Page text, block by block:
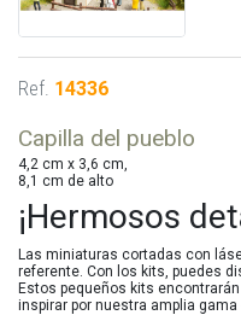
Ref. 14336
Capilla del pueblo
4,2 cm x 3,6 cm,
8,1 cm de alto
¡Hermosos
Las miniaturas cortadas con
referente. Con los kits, puedes
Estos pequeños kits
inspirar por nuestra amplia